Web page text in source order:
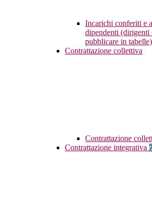
Incarichi conferiti e
dipendenti (dirigenti
pubblicare in tabelle)
Contrattazione collettiva
Contrattazione
Contrattazione integrativa